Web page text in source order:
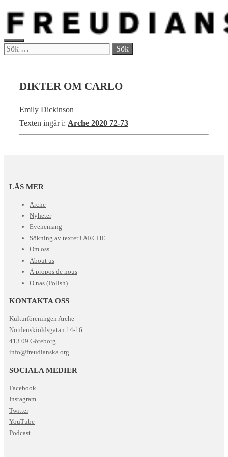
Hoppa
innehåll
MENY
Sök
DIKTER OM CARLO
Emily Dickinson
Texten ingår i: Arche 2020 72-73
LÄS MER
Arche
Nyheter
Evenemang
Sökning av texter i ARCHE
Om oss
About us
À propos de nous
O nas (Polish)
KONTAKTA OSS
Kulturföreningen Arche
Nordenskiöldsgatan 14-16
413 09 Göteborg
info@freudianska.org
SOCIALA MEDIER
Facebook
Instagram
Twitter
YouTube
Podcast